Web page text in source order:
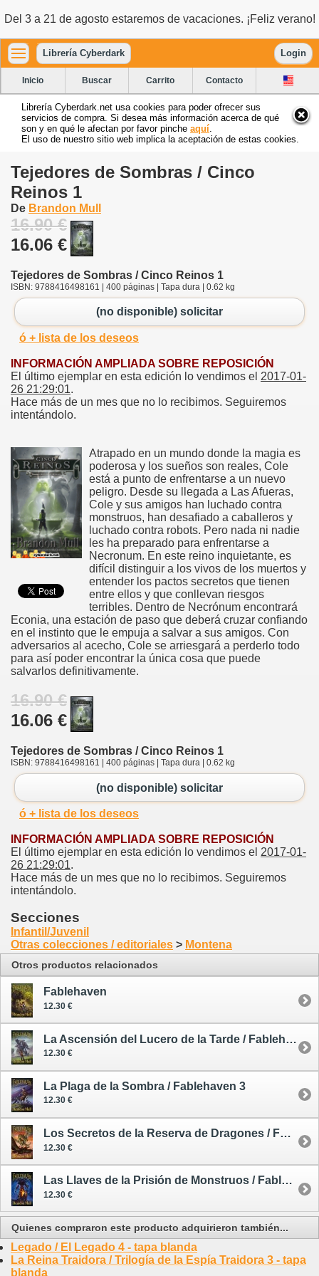
Del 3 a 21 de agosto estaremos de vacaciones. ¡Feliz verano!
Librería Cyberdark Login
Inicio Buscar Carrito Contacto
Librería Cyberdark.net usa cookies para poder ofrecer sus
servicios de compra. Si desea más información acerca de qué
son y en qué le afectan por favor pinche aquí
El uso de nuestro sitio web implica la aceptación de estas cookies.
Tejedores de Sombras / Cinco
Reinos 1
De Brandon Mull
16.90 €
16.06 €
Tejedores de Sombras / Cinco Reinos 1
ISBN: 9788416498161 | 400 páginas | Tapa dura | 0.62 kg
(no disponible) solicitar
ó + lista de los deseos
INFORMACIÓN AMPLIADA SOBRE REPOSICIÓN
El último ejemplar en esta edición lo vendimos el 2017-01-
26 21:29:01.
Hace más de un mes que no lo recibimos. Seguiremos
intentándolo.
Atrapado en un mundo donde la magia es
poderosa y los sueños son reales, Cole
está a punto de enfrentarse a un nuevo
peligro. Desde su llegada a Las Afueras,
Cole y sus amigos han luchado contra
monstruos, han desafiado a caballeros y
luchado contra robots. Pero nada ni nadie
les ha preparado para enfrentarse a
Necronum. En este reino inquietante, es
difícil distinguir a los vivos de los muertos y
entender los pactos secretos que tienen
entre ellos y que conllevan riesgos
terribles. Dentro de Necrónum encontrará
Econia, una estación de paso que deberá cruzar confiando
en el instinto que le empuja a salvar a sus amigos. Con
adversarios al acecho, Cole se arriesgará a perderlo todo
para así poder encontrar la única cosa que puede
salvarlos definitivamente.
16.90 €
16.06 €
Tejedores de Sombras / Cinco Reinos 1
ISBN: 9788416498161 | 400 páginas | Tapa dura | 0.62 kg
(no disponible) solicitar
ó + lista de los deseos
INFORMACIÓN AMPLIADA SOBRE REPOSICIÓN
El último ejemplar en esta edición lo vendimos el 2017-01-
26 21:29:01.
Hace más de un mes que no lo recibimos. Seguiremos
intentándolo.
Secciones
Infantil/Juvenil
Otras colecciones / editoriales > Montena
Otros productos relacionados
Fablehaven
12.30 €
La Ascensión del Lucero de la Tarde / Fablehaven 2
12.30 €
La Plaga de la Sombra / Fablehaven 3
12.30 €
Los Secretos de la Reserva de Dragones / Fablehaven 4
12.30 €
Las Llaves de la Prisión de Monstruos / Fablehaven 5
12.30 €
Quienes compraron este producto adquirieron también...
Legado / El Legado 4 - tapa blanda
La Reina Traidora / Trilogía de la Espía Traidora 3 - tapa
blanda